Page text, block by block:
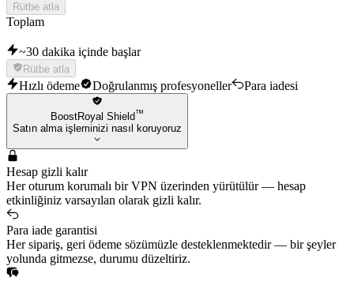
Rütbe atla
Toplam
~30 dakika içinde başlar
Rütbe atla
Hızlı ödeme Doğrulanmış profesyoneller Para iadesi
BoostRoyal Shield™
Satın alma işleminizi nasıl koruyoruz
Hesap gizli kalır
Her oturum korumalı bir VPN üzerinden yürütülür — hesap
etkinliğiniz varsayılan olarak gizli kalır.
Para iade garantisi
Her sipariş, geri ödeme sözümüzle desteklenmektedir — bir şeyler
yolunda gitmezse, durumu düzeltiriz.